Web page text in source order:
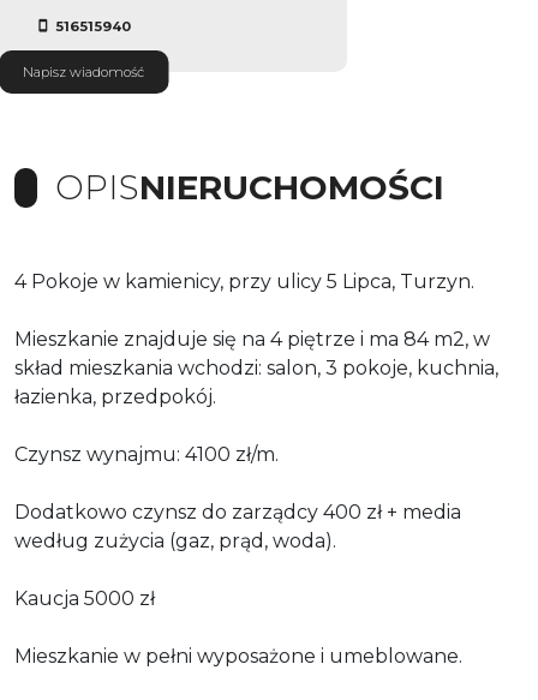
516515940
Napisz wiadomość
OPISNIERUCHOMOŚCI
4 Pokoje w kamienicy, przy ulicy 5 Lipca, Turzyn.
Mieszkanie znajduje się na 4 piętrze i ma 84 m2, w
skład mieszkania wchodzi: salon, 3 pokoje, kuchnia,
łazienka, przedpokój.
Czynsz wynajmu: 4100 zł/m.
Dodatkowo czynsz do zarządcy 400 zł + media
według zużycia (gaz, prąd, woda).
Kaucja 5000 zł
Mieszkanie w pełni wyposażone i umeblowane.